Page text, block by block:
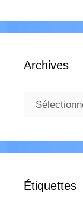
Archives
Archives
Étiquettes